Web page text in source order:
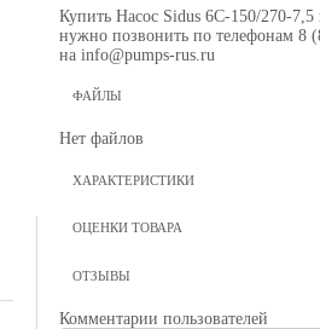
Купить Насос Sidus 6C-150/270-7,5
нужно позвонить по телефонам 8
на info@pumps-rus.ru
ФАЙЛЫ
Нет файлов
ХАРАКТЕРИСТИКИ
ОЦЕНКИ ТОВАРА
ОТЗЫВЫ
Комментарии пользователей